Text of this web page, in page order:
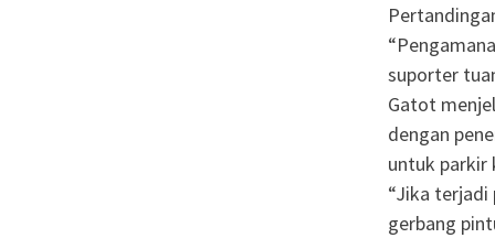
suporter
Gatot
dengan
untuk parkir
“Jika terjadi
gerbang